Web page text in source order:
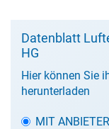
Datenblatt
HG
Hier können Sie
herunterladen
MIT